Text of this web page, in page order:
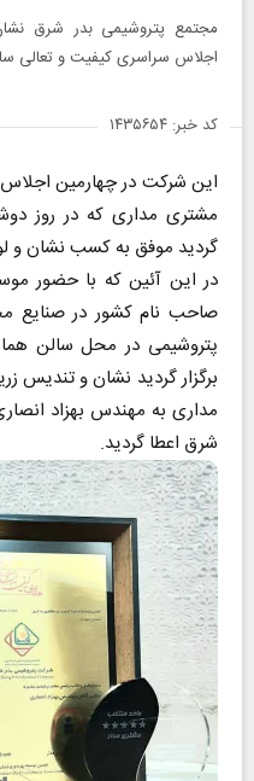
مجتمع پتروشیمی بدر شرق
اجلاس سراسری کیفیت و تعالی
کد خبر: ۱۴۳۵۶۵۴
این شرکت در چهارمین
گردید موفق به کسب نشان و
در این آئین که با حضور
صاحب نام کشور در صنایع
پتروشیمی در محل سالن
برگزار گردید نشان و تندیس
مداری به مهندس بهزاد
شرق اعطا گردید.